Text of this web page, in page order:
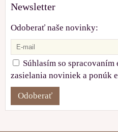
Newsletter
Odoberať naše novinky:
Súhlasím so
zasielania noviniek a ponúk
Odoberať